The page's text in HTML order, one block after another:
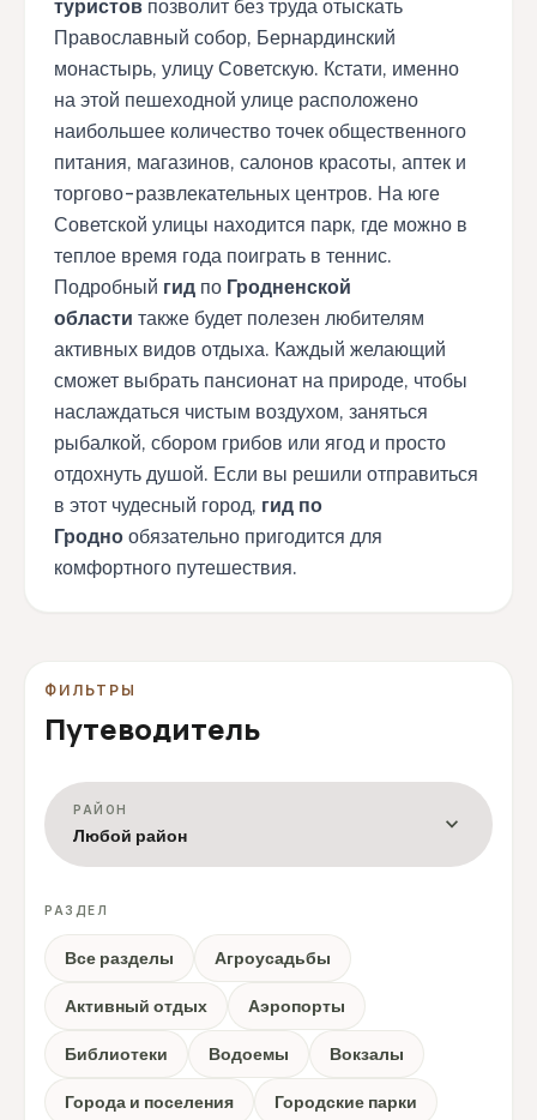
туристов позволит без труда отыскать
Православный собор, Бернардинский
монастырь, улицу Советскую. Кстати, именно
на этой пешеходной улице расположено
наибольшее количество точек общественного
питания, магазинов, салонов красоты, аптек и
торгово-развлекательных центров. На юге
Советской улицы находится парк, где можно в
теплое время года поиграть в теннис.
Подробный гид по Гродненской
области также будет полезен любителям
активных видов отдыха. Каждый желающий
сможет выбрать пансионат на природе, чтобы
наслаждаться чистым воздухом, заняться
рыбалкой, сбором грибов или ягод и просто
отдохнуть душой. Если вы решили отправиться
в этот чудесный город, гид по
Гродно обязательно пригодится для
комфортного путешествия.
ФИЛЬТРЫ
Путеводитель
РАЙОН
Любой район expand_more
РАЗДЕЛ
Все разделы Агроусадьбы
Активный отдых Аэропорты
Библиотеки Водоемы Вокзалы
Города и поселения Городские парки